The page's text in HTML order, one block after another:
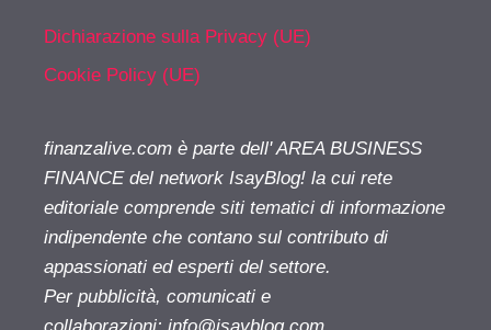
Dichiarazione sulla Privacy (UE)
Cookie Policy (UE)
finanzalive.com è parte dell' AREA BUSINESS
FINANCE del network IsayBlog! la cui rete
editoriale comprende siti tematici di informazione
indipendente che contano sul contributo di
appassionati ed esperti del settore.
Per pubblicità, comunicati e